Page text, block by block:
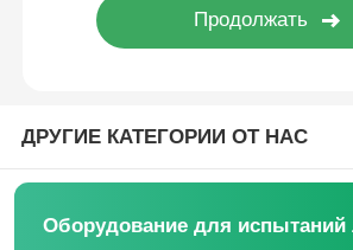
Регулятор температуры и
ДРУГИЕ КАТЕГОРИИ ОТ НАС